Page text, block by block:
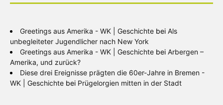
Greetings aus Amerika - WK | Geschichte bei Als
unbegleiteter Jugendlicher nach New York
Greetings aus Amerika - WK | Geschichte bei Arbergen –
Amerika, und zurück?
Diese drei Ereignisse prägten die 60er-Jahre in Bremen -
WK | Geschichte bei Prügelorgien mitten in der Stadt